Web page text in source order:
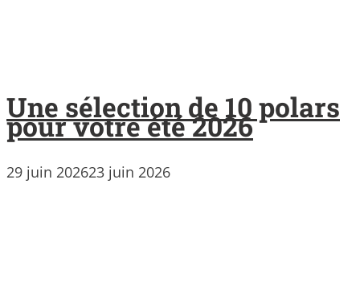
Une sélection de 10 polars
pour votre été 2026
29 juin 202623 juin 2026